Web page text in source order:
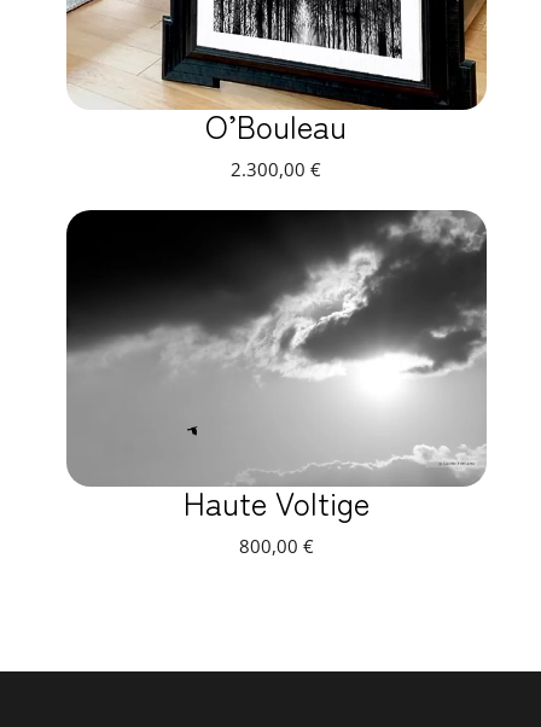
O’Bouleau
2.300,00€
Haute Voltige
800,00 €